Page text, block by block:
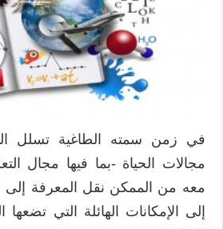
في زمن سمته الطاغية تسلل
مجالات الحياة -بما فيها مجال
معه من الممكن نقل المعرفة إلى
إلى الإمكانات الهائلة التي تضعها